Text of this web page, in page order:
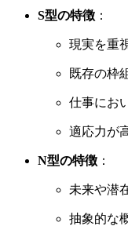
S型の特徴 ：
現実を重
既存の枠
仕事にお
適応力が
N型の特徴 ：
未来や潜
抽象的な